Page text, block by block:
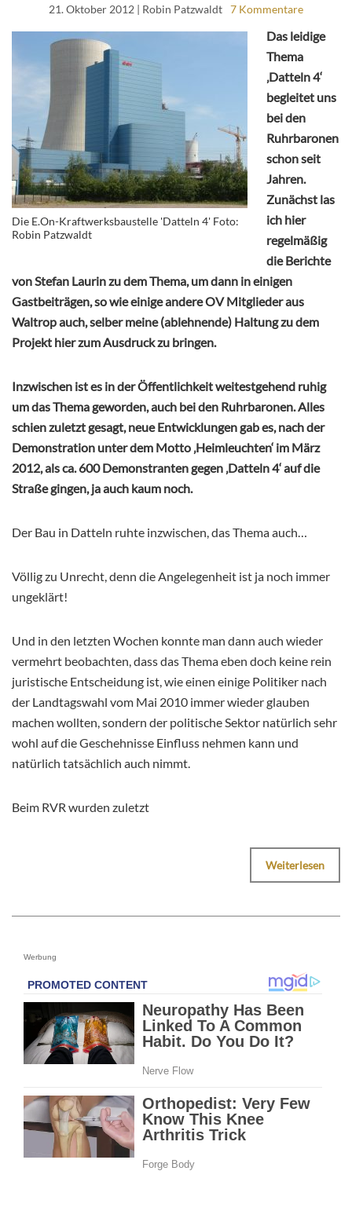
21. Oktober 2012 | Robin Patzwaldt 7 Kommentare
Die E.On-Kraftwerksbaustelle 'Datteln 4' Foto:
Robin Patzwaldt
Das leidige
Thema
‚Datteln 4‘
begleitet uns
bei den
Ruhrbaronen
schon seit
Jahren.
Zunächst las
ich hier
regelmäßig
die Berichte
von Stefan Laurin zu dem Thema, um dann in einigen
Gastbeiträgen, so wie einige andere OV Mitglieder aus
Waltrop auch, selber meine (ablehnende) Haltung zu dem
Projekt hier zum Ausdruck zu bringen.
Inzwischen ist es in der Öffentlichkeit weitestgehend ruhig
um das Thema geworden, auch bei den Ruhrbaronen. Alles
schien zuletzt gesagt, neue Entwicklungen gab es, nach der
Demonstration unter dem Motto ‚Heimleuchten‘ im März
2012, als ca. 600 Demonstranten gegen ‚Datteln 4‘ auf die
Straße gingen, ja auch kaum noch.
Der Bau in Datteln ruhte inzwischen, das Thema auch…
Völlig zu Unrecht, denn die Angelegenheit ist ja noch immer
ungeklärt!
Und in den letzten Wochen konnte man dann auch wieder
vermehrt beobachten, dass das Thema eben doch keine rein
juristische Entscheidung ist, wie einen einige Politiker nach
der Landtagswahl vom Mai 2010 immer wieder glauben
machen wollten, sondern der politische Sektor natürlich sehr
wohl auf die Geschehnisse Einfluss nehmen kann und
natürlich tatsächlich auch nimmt.
Beim RVR wurden zuletzt
Weiterlesen
Werbung